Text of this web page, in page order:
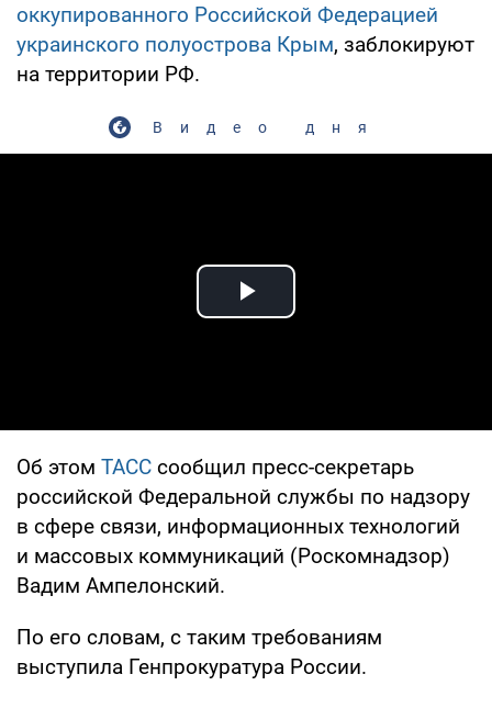
оккупированного Российской Федерацией
украинского полуострова Крым, заблокируют
на территории РФ.
Видео дня
Play Video
Об этом ТАСС сообщил пресс-секретарь
российской Федеральной службы по надзору
в сфере связи, информационных технологий
и массовых коммуникаций (Роскомнадзор)
Вадим Ампелонский.
По его словам, с таким требованиям
выступила Генпрокуратура России.